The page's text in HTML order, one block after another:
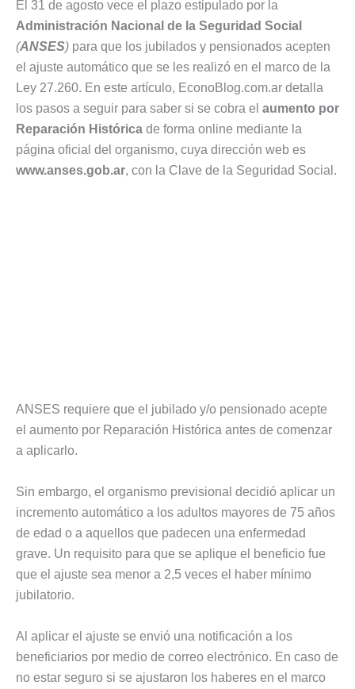
El 31 de agosto vece el plazo estipulado por la
Administración Nacional de la Seguridad Social
(ANSES) para que los jubilados y pensionados acepten
el ajuste automático que se les realizó en el marco de la
Ley 27.260. En este artículo, EconoBlog.com.ar detalla
los pasos a seguir para saber si se cobra el aumento por
Reparación Histórica de forma online mediante la
página oficial del organismo, cuya dirección web es
www.anses.gob.ar, con la Clave de la Seguridad Social.
ANSES requiere que el jubilado y/o pensionado acepte
el aumento por Reparación Histórica antes de comenzar
a aplicarlo.
Sin embargo, el organismo previsional decidió aplicar un
incremento automático a los adultos mayores de 75 años
de edad o a aquellos que padecen una enfermedad
grave. Un requisito para que se aplique el beneficio fue
que el ajuste sea menor a 2,5 veces el haber mínimo
jubilatorio.
Al aplicar el ajuste se envió una notificación a los
beneficiarios por medio de correo electrónico. En caso de
no estar seguro si se ajustaron los haberes en el marco